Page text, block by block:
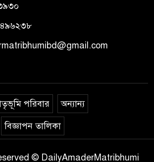
পরিবার অন্যান্য
বিজ্ঞাপন তালিকা
© DailyAmaderMatribhumi